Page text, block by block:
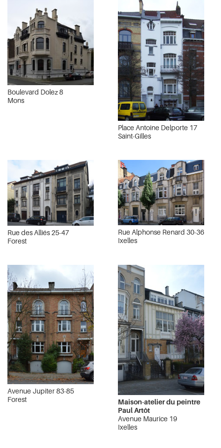
Boulevard Dolez 8
Mons
Place Antoine Delporte 17
Saint-Gilles
Rue des Alliés 25-47
Forest
Rue Alphonse Renard 30-36
Ixelles
Avenue Jupiter 83-85
Forest
Maison-atelier du peintre
Paul Artôt
Avenue Maurice 19
Ixelles